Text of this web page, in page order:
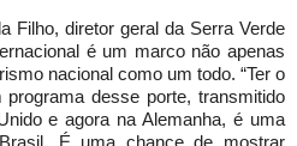
Filho, diretor geral da Serra Verde
é um marco não apenas
nacional como um todo. “Ter o
desse porte, transmitido
e agora na Alemanha, é uma